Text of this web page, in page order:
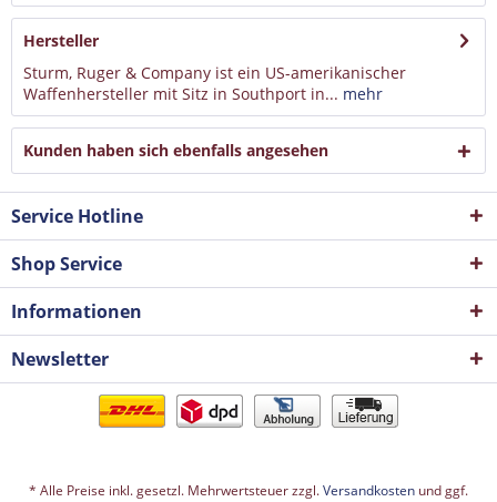
Hersteller
Sturm, Ruger & Company ist ein US-amerikanischer
Waffenhersteller mit Sitz in Southport in... mehr
Kunden haben sich ebenfalls angesehen
Service Hotline
Shop Service
Informationen
Newsletter
* Alle Preise inkl. gesetzl. Mehrwertsteuer zzgl.Versandkosten und ggf.